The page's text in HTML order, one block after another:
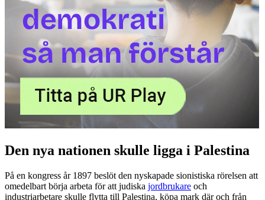
Den nya nationen skulle ligga i Palestina
På en kongress år 1897 beslöt den nyskapade sionistiska rörelsen att
omedelbart börja arbeta för att judiska jordbrukare och
industriarbetare skulle flytta till Palestina, köpa mark där och från